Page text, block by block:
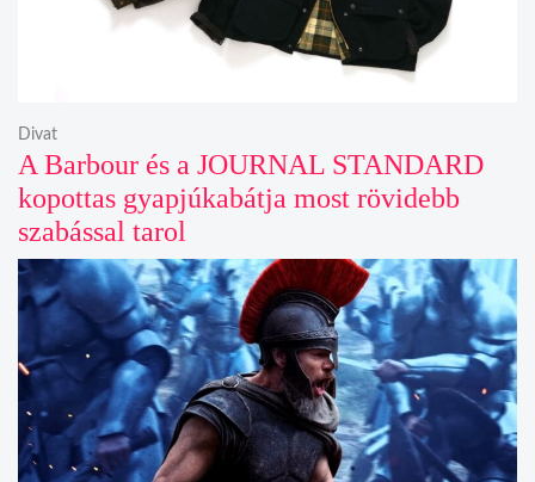
A Barbour és a JOURNAL STANDARD
kopottas gyapjúkabátja most rövidebb
szabással tarol
Divat